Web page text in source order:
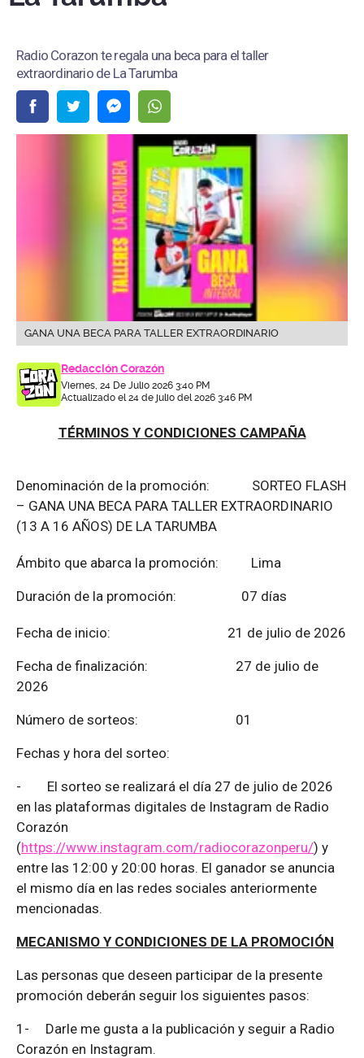
Radio Corazon te regala una beca para el taller
extraordinario de La Tarumba
GANA UNA BECA PARA TALLER EXTRAORDINARIO
Redacción Corazón
Viernes, 24 De Julio 2026 3:40 PM
Actualizado el 24 de julio del 2026 3:46 PM
TÉRMINOS Y CONDICIONES CAMPAÑA
Denominación de la promoción: SORTEO FLASH
– GANA UNA BECA PARA TALLER EXTRAORDINARIO
(13 A 16 AÑOS) DE LA TARUMBA
Ámbito que abarca la promoción: Lima
Duración de la promoción: 07 días
Fecha de inicio: 21 de julio de 2026
Fecha de finalización:
27 de julio de
2026
Número de sorteos: 01
Fechas y hora del sorteo:
- El sorteo se realizará el día 27 de julio de 2026
en las plataformas digitales de Instagram de Radio
Corazón
(https://www.instagram.com/radiocorazonperu/) y
entre las 12:00 y 20:00 horas. El ganador se anuncia
el mismo día en las redes sociales anteriormente
mencionadas.
MECANISMO Y CONDICIONES DE LA PROMOCIÓN
Las personas que deseen participar de la presente
promoción deberán seguir los siguientes pasos:
1- Darle me gusta a la publicación y seguir a Radio
Corazón en Instagram.